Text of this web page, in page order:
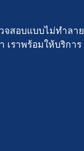
จสอบแบบไม่ทำลาย
เราพร้อมให้บริการ